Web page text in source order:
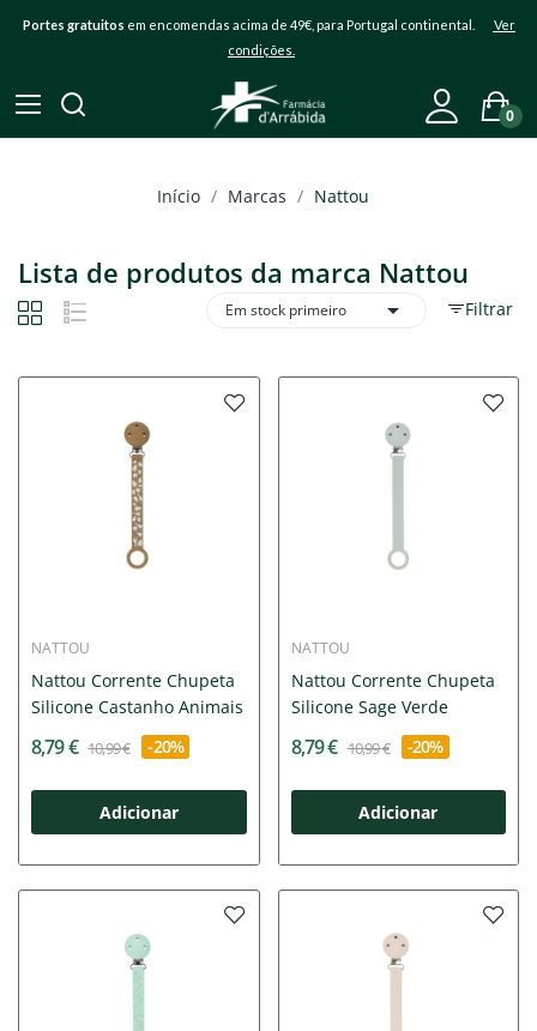
Portes gratuitos em encomendas acima de 49€, para Portugal continental. Ver
condições.
0
Início Marcas Nattou
Lista de produtos da marca Nattou
Filtrar
Em stock primeiro 
NATTOU
Nattou Corrente Chupeta
Silicone Castanho Animais
8,79 € 10,99 € -20%
Adicionar
NATTOU
Nattou Corrente Chupeta
Silicone Sage Verde
8,79 € 10,99 € -20%
Adicionar